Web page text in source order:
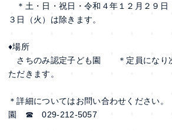
＊土・日・祝日・令和４年１２月２９日
３日（火）は除きます。
♦場所
さちのみ認定子ども園 ＊定員になり
ただきます。
＊詳細についてはお問い合わせください
園 ☎ 029-212-5057